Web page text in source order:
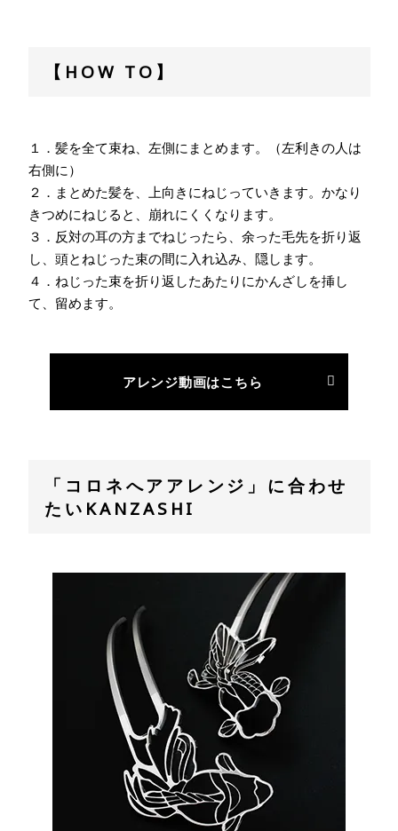
【HOW TO】
１．髪を全て束ね、左側にまとめます。（左利きの人は
右側に）
２．まとめた髪を、上向きにねじっていきます。かなり
きつめにねじると、崩れにくくなります。
３．反対の耳の方までねじったら、余った毛先を折り返
し、頭とねじった束の間に入れ込み、隠します。
４．ねじった束を折り返したあたりにかんざしを挿し
て、留めます。
アレンジ動画はこちら
「コロネへアアレンジ」に合わせ
たいKANZASHI